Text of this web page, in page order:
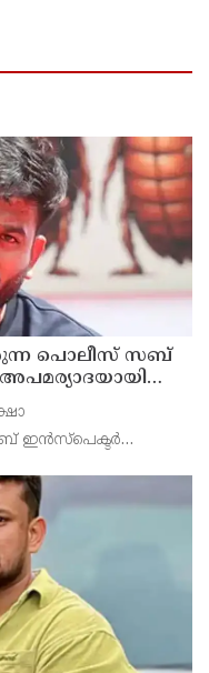
പൊലീസ് സബ്
അഭിജീത്
ഇൻസ്പെക്ടർ
ആരോപിച്ച്